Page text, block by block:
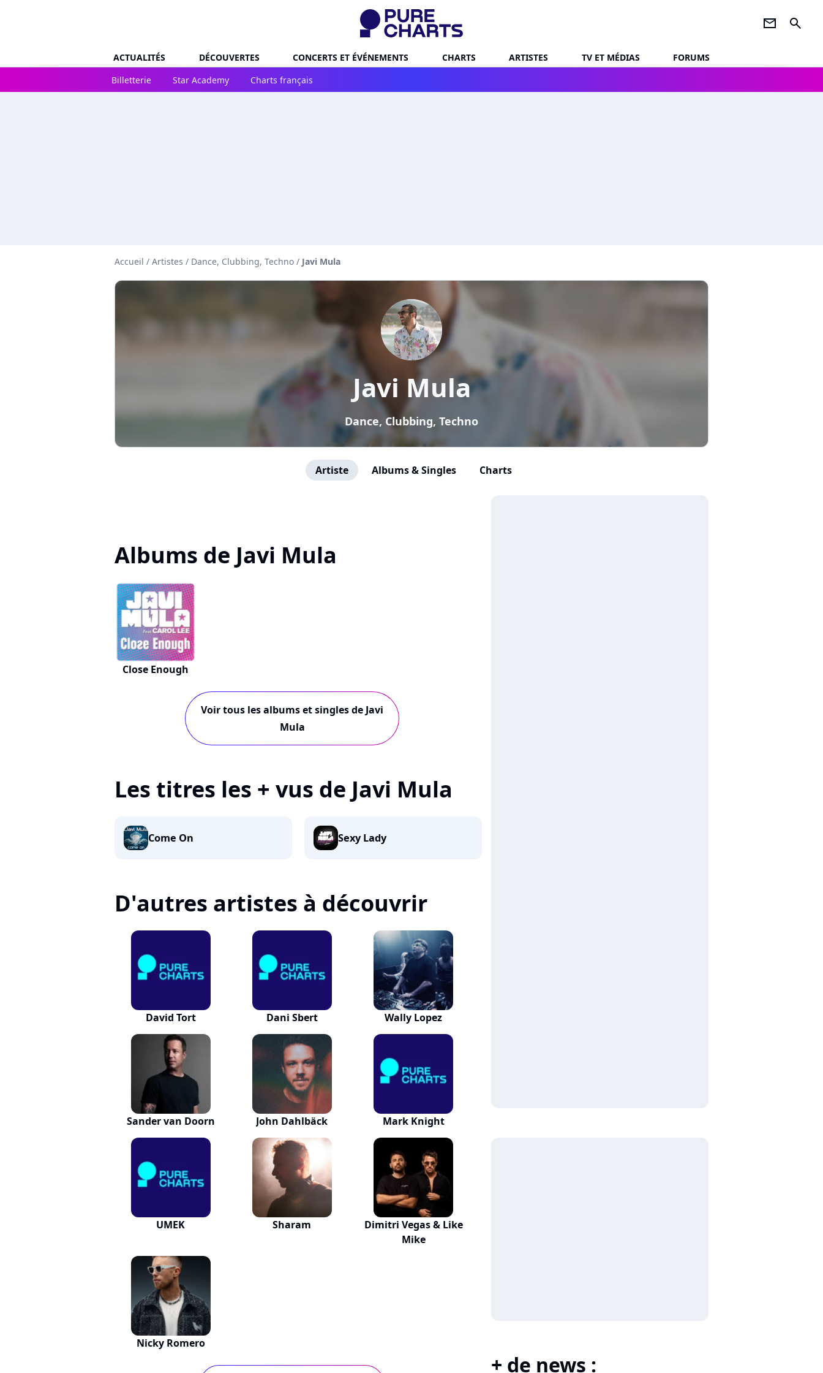
newsletter search
ACTUALITÉS DÉCOUVERTES CONCERTS ET ÉVÉNEMENTS CHARTS ARTISTES TV ET MÉDIAS
FORUMS
Billetterie
Star Academy Charts français
Accueil / Artistes / Dance, Clubbing, Techno / Javi Mula
Javi Mula
Dance, Clubbing, Techno
Artiste Albums & Singles Charts
Albums de Javi Mula
Close Enough
Voir tous les albums et singles de Javi
Mula
Les titres les + vus de Javi Mula
Come On Sexy Lady
D'autres artistes à découvrir
David Tort Dani Sbert Wally Lopez
Sander van Doorn John Dahlbäck Mark Knight
UMEK Sharam
Dimitri Vegas & Like
Mike
Nicky Romero
+ de news :